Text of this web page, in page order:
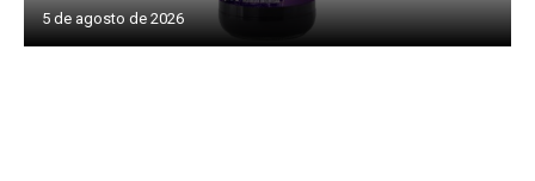
5 de agosto de 2026